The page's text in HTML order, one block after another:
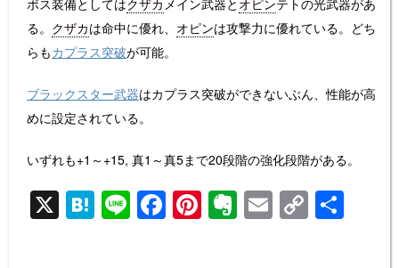
ボス装備としてはクザカ メイン武器と オピンテトの光武器があ
る。 クザカは命中に優れ、 オピンは攻撃力に優れている。どち
らもカプラス突破が可能。
ブラックスター武器はカプラス突破ができないぶん、性能が高
めに設定されている。
いずれも+1～+15, 真1～真5まで20段階の強化段階がある。
X H
at
Li
n
F
a
Pi
nt
E
v
E
m
C
o